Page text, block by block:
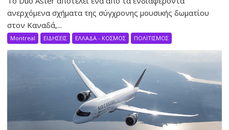
ανερχόμενα σχήματα της σύγχρονης μουσικής δωματίου
στον Καναδά,...
Montreal ΕΙΔΗΣΕΙΣ ΕΛΛΑΔΑ - ΚΟΣΜΟΣ ΠΟΛΙΤΙΣΜΟΣ